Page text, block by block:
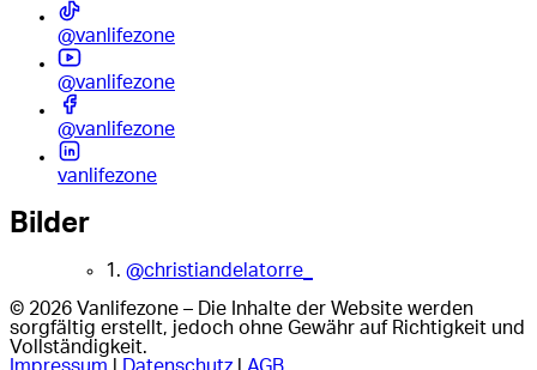
@vanlifezone
@vanlifezone
@vanlifezone
vanlifezone
Bilder
1. @christiandelatorre_
© 2026 Vanlifezone – Die Inhalte der Website werden
sorgfältig erstellt, jedoch ohne Gewähr auf Richtigkeit und
Vollständigkeit.